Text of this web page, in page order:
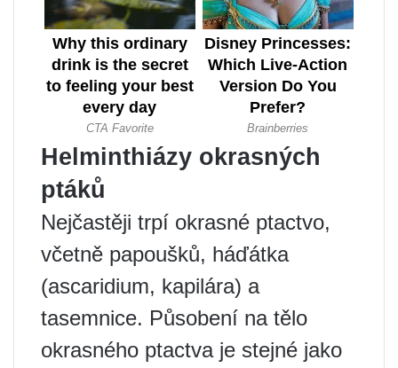
Helminthiázy okrasných
ptáků
Nejčastěji trpí okrasné ptactvo,
včetně papoušků, háďátka
(ascaridium, kapilára) a
tasemnice. Působení na tělo
okrasného ptactva je stejné jako